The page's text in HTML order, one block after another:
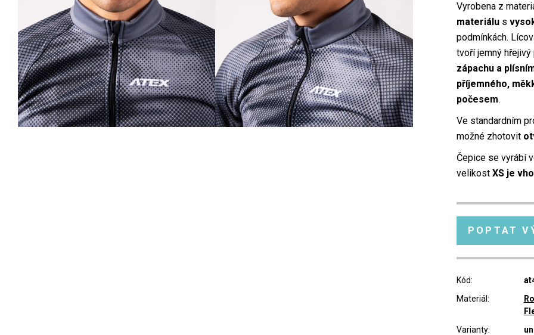
Vyrobena z
materiálus
podmínkách.
tvoří jemný
zápachu a
příjemného,
počesem.
Ve standardním
možné zhotovit
Čepice se vyrábí
velikost XS je
POPTAT
Kód:
Materiál:
Varianty: